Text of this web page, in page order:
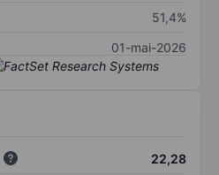
51,4%
01-mai-2026
22,28